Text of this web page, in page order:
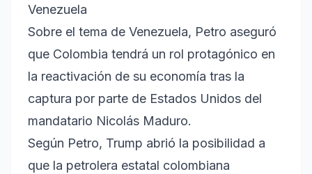
Venezuela
Sobre el tema de Venezuela, Petro aseguró
que Colombia tendrá un rol protagónico en
la reactivación de su economía tras la
captura por parte de Estados Unidos del
mandatario Nicolás Maduro.
Según Petro, Trump abrió la posibilidad a
que la petrolera estatal colombiana